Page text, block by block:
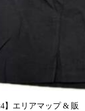
】エリアマップ & 販